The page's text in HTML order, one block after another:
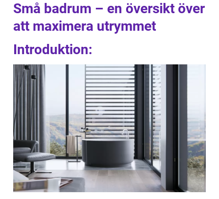
Små badrum – en översikt över
att maximera utrymmet
Introduktion: